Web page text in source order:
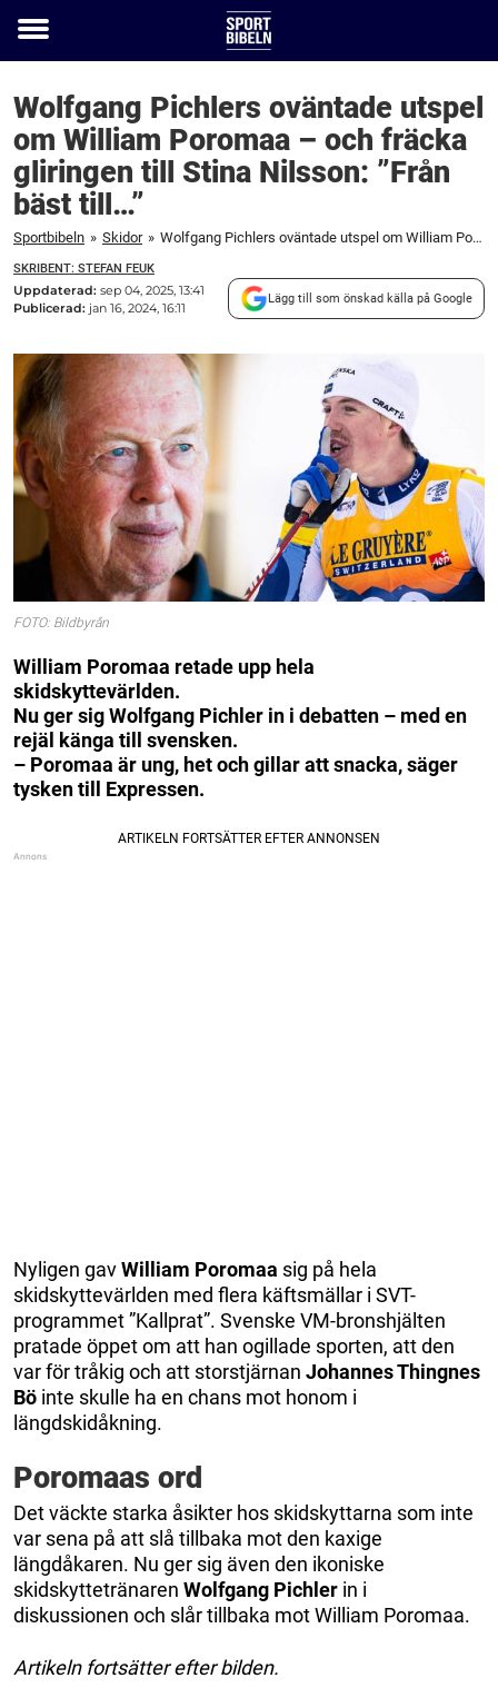
Toggle
Wolfgang Pichlers oväntade utspel
om William Poromaa – och fräcka
gliringen till Stina Nilsson: ”Från
bäst till…”
Sportbibeln » Skidor » Wolfgang Pichlers oväntade utspel om William Poromaa – och fräcka gliringen till Stina Nilsson: "Från bäst till..."
SKRIBENT: STEFAN FEUK
Uppdaterad: sep 04, 2025, 13:41
Publicerad: jan 16, 2024, 16:11
Lägg till som önskad källa på Google
FOTO: Bildbyrån
William Poromaa retade upp hela
skidskyttevärlden.
Nu ger sig Wolfgang Pichler in i debatten – med en
rejäl känga till svensken.
– Poromaa är ung, het och gillar att snacka, säger
tysken till Expressen.
Nyligen gavWilliam Poromaa sig på hela
skidskyttevärlden med flera käftsmällar i SVT-
programmet ”Kallprat”. Svenske VM-bronshjälten
pratade öppet om att han ogillade sporten, att den
var för tråkig och att storstjärnan Johannes Thingnes
Bö inte skulle ha en chans mot honom i
längdskidåkning.
Poromaas ord
Det väckte starka åsikter hos skidskyttarna som inte
var sena på att slå tillbaka mot den kaxige
längdåkaren. Nu ger sig även den ikoniske
skidskyttetränaren Wolfgang Pichler in i
diskussionen och slår tillbaka mot William Poromaa.
Artikeln fortsätter efter bilden.